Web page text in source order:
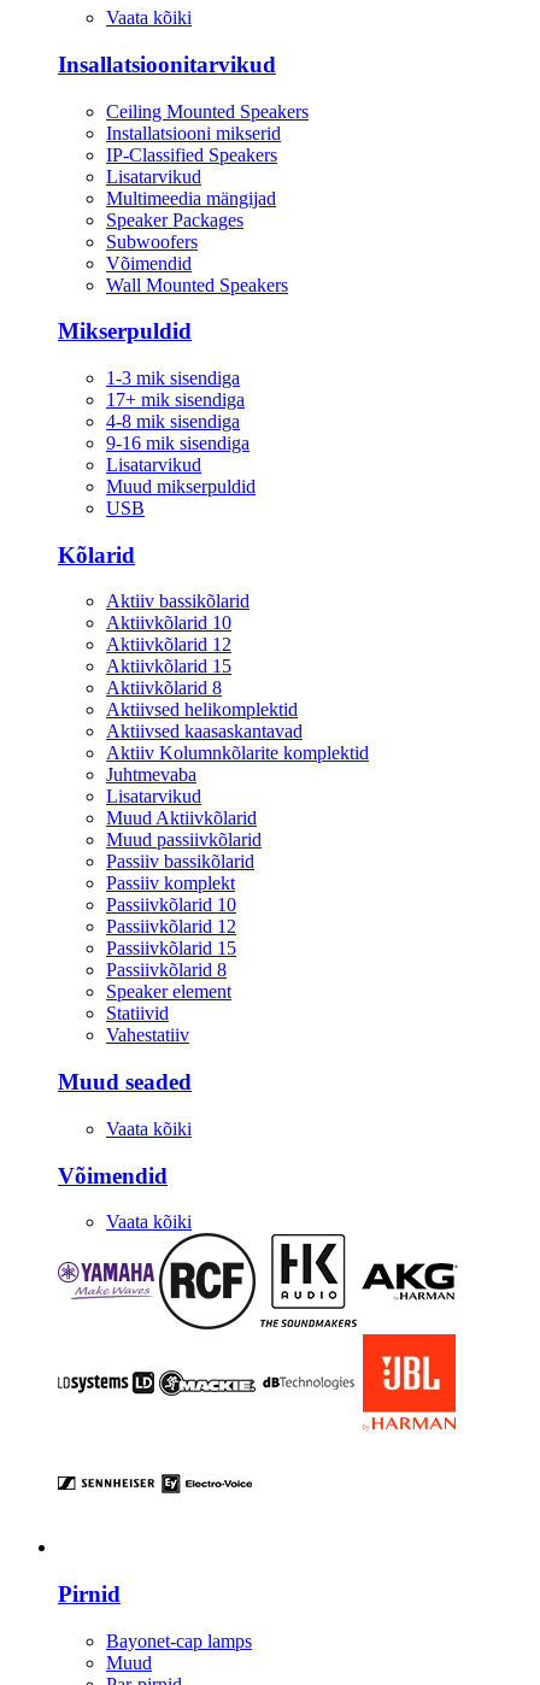
Vaata kõiki
Insallatsioonitarvikud
Ceiling Mounted Speakers
Installatsiooni mikserid
IP-Classified Speakers
Lisatarvikud
Multimeedia mängijad
Speaker Packages
Subwoofers
Võimendid
Wall Mounted Speakers
Mikserpuldid
1-3 mik sisendiga
17+ mik sisendiga
4-8 mik sisendiga
9-16 mik sisendiga
Lisatarvikud
Muud mikserpuldid
USB
Kõlarid
Aktiiv bassikõlarid
Aktiivkõlarid 10
Aktiivkõlarid 12
Aktiivkõlarid 15
Aktiivkõlarid 8
Aktiivsed helikomplektid
Aktiivsed kaasaskantavad
Aktiiv Kolumnkõlarite komplektid
Juhtmevaba
Lisatarvikud
Muud Aktiivkõlarid
Muud passiivkõlarid
Passiiv bassikõlarid
Passiiv komplekt
Passiivkõlarid 10
Passiivkõlarid 12
Passiivkõlarid 15
Passiivkõlarid 8
Speaker element
Statiivid
Vahestatiiv
Muud seaded
Vaata kõiki
Võimendid
Vaata kõiki
Pirnid
Bayonet-cap lamps
Muud